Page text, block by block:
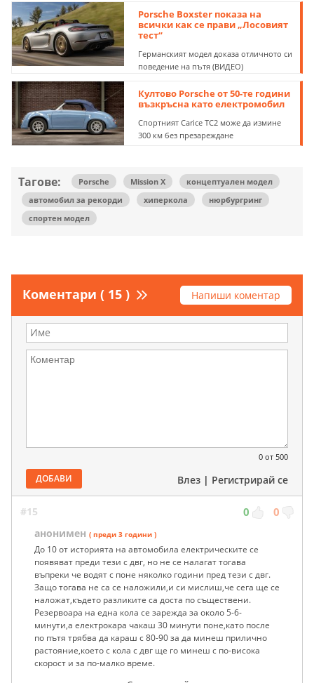
Porsche Boxster показа на
всички как се прави „Лосовият
тест“
Германският модел доказа отличното си
поведение на пътя (ВИДЕО)
Култово Porsche от 50-те години
възкръсна като електромобил
Спортният Carice TC2 може да измине
300 км без презареждане
Тагове: Porsche Mission X
концептуален модел
автомобил за рекорди
хиперкола
нюрбургринг
спортен модел
Коментари ( 15 ) Напиши коментар
0 от 500
ДОБАВИ Влез | Регистрирай се
#15 0 0
анонимен ( преди 3 години )
До 10 от историята на автомобила електрическите се
появяват преди тези с двг, но не се налагат тогава
въпреки че водят с поне няколко години пред тези с двг.
Защо тогава не са се наложили,и си мислиш,че сега ще се
наложат,където разликите са доста по съществени.
Резервоара на една кола се зарежда за около 5-6-
минути,а електрокара чакаш 30 минути поне,като после
по пътя трябва да караш с 80-90 за да минеш прилично
растояние,което с кола с двг ще го минеш с по-висока
скорост и за по-малко време.